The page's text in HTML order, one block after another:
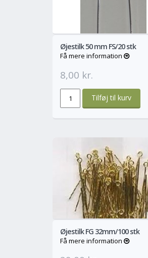
Øjestilk 50 mm FS/20 stk
Få mere information
8,00 kr.
Øjestilk FG 32mm/100 stk
Få mere information